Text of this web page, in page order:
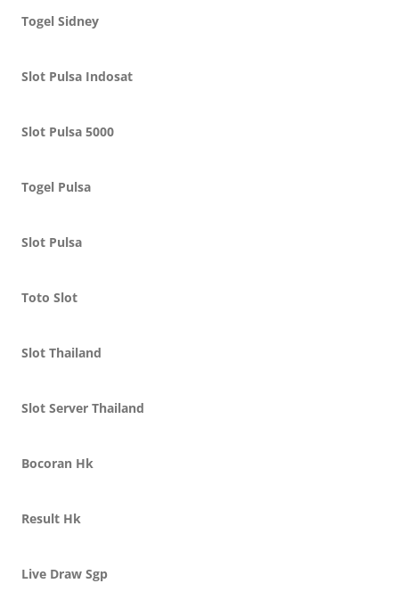
Togel Sidney
Slot Pulsa Indosat
Slot Pulsa 5000
Togel Pulsa
Slot Pulsa
Toto Slot
Slot Thailand
Slot Server Thailand
Bocoran Hk
Result Hk
Live Draw Sgp